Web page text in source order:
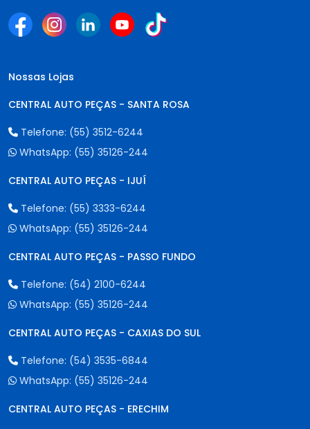
Nossas Lojas
CENTRAL AUTO PEÇAS - SANTA ROSA
Telefone: (55) 3512-6244
WhatsApp: (55) 35126-244
CENTRAL AUTO PEÇAS - IJUÍ
Telefone: (55) 3333-6244
WhatsApp: (55) 35126-244
CENTRAL AUTO PEÇAS - PASSO FUNDO
Telefone: (54) 2100-6244
WhatsApp: (55) 35126-244
CENTRAL AUTO PEÇAS - CAXIAS DO SUL
Telefone: (54) 3535-6844
WhatsApp: (55) 35126-244
CENTRAL AUTO PEÇAS - ERECHIM